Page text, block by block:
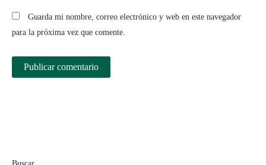
Guarda mi nombre, correo electrónico y web en este navegador
para la próxima vez que comente.